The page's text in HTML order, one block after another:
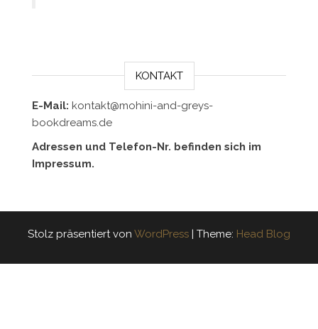
KONTAKT
E-Mail: kontakt@mohini-and-greys-
bookdreams.de
Adressen und Telefon-Nr. befinden sich im
Impressum.
Stolz präsentiert von WordPress | Theme: Head Blog